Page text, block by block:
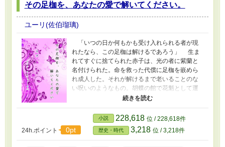
その足枷を、あなたの愛で解いてください。
ユーリ(佐伯瑠璃)
「いつの日か何もかも受け入れられる者が現
れたなら、この足枷は解けるであろう」 生ま
れてすぐに捨てられた赤子は、光の者に紫蘭と
名付けられた。命を救った代償に足枷を嵌めら
れ成人した。それが解けるまで老いることのな
い呪いのようなもの。胡蝶の館で花魁として運
命の男を待ち続ける。 現れたのは英国と日本
ー・タカハル。 しだいに二人は惹かれ合い、求
め合う。 何かが違うと知りながら、幸せに自
身に課せられた宿命を見失い始める。もう、そ
れは解けたはずだ……と。 禁忌、風俗、妖
24h.ポイント 0pt
小説 228,618 位 / 228,618件
歴史・時代 3,218 位 / 3,218件